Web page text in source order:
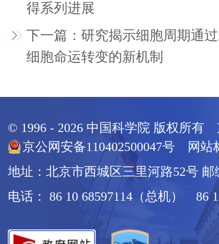
得系列进展
下一篇：研究揭示细胞周期通
细胞命运转变的新机制
© 1996 - 2026 中国科学院 版权所有
京公网安备110402500047号 网站
地址：北京市西城区三里河路52号 邮
电话： 86 10 68597114（总机） 86